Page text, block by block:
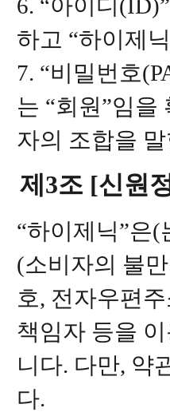
6. “아이디
하고 “하이제
7. “비밀번호
는 “회원”임을
자의 조합을
제3조 [신원
“하이제닉”은
(소비자의 불
호, 전자우편
책임자 등을
니다. 다만, 약
다.